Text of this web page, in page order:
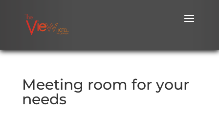
Meeting room for your
needs